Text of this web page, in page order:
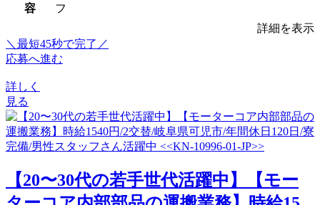
容
フ
詳細を表示
＼最短45秒で完了／
応募へ進む
詳しく
見る
【20〜30代の若手世代活躍中】【モー